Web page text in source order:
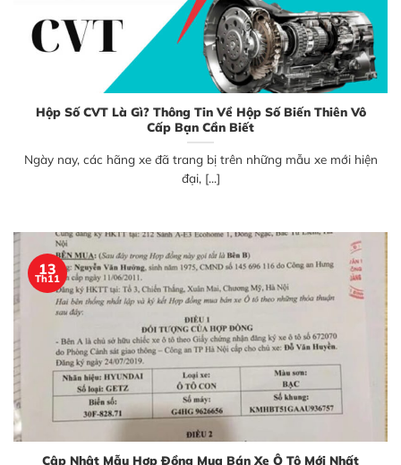
Hộp Số CVT Là Gì? Thông Tin Về Hộp Số Biến Thiên Vô
Cấp Bạn Cần Biết
Ngày nay, các hãng xe đã trang bị trên những mẫu xe mới hiện
đại, [...]
Cập Nhật Mẫu Hợp Đồng Mua Bán Xe Ô Tô Mới Nhất
13
Th11